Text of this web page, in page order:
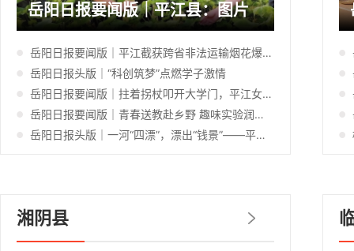
岳阳日报要闻版｜平江县：图片
岳阳日报要闻版｜平江截获跨省非法运输烟花爆竹614件
岳阳日报头版｜“科创筑梦”点燃学子激情
岳阳日报要闻版｜拄着拐杖叩开大学门，平江女孩十年抗癌终圆梦
岳阳日报要闻版｜青春送教赴乡野 趣味实验润童心
岳阳日报头版｜一河“四漂”，漂出“钱景”——平江县加义镇丽江河流域生态变现记
湘阴县